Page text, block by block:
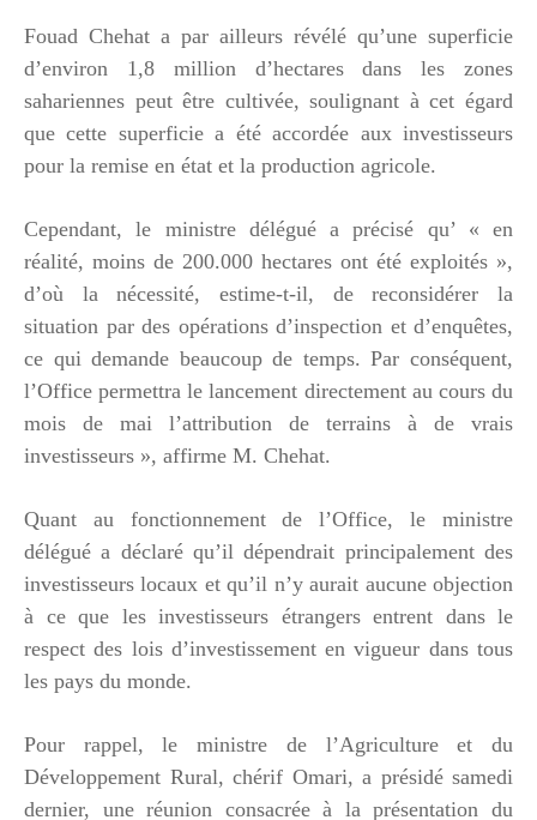
Fouad Chehat a par ailleurs révélé qu’une superficie
d’environ 1,8 million d’hectares dans les zones
sahariennes peut être cultivée, soulignant à cet égard
que cette superficie a été accordée aux investisseurs
pour la remise en état et la production agricole.
Cependant, le ministre délégué a précisé qu’ « en
réalité, moins de 200.000 hectares ont été exploités »,
d’où la nécessité, estime-t-il, de reconsidérer la
situation par des opérations d’inspection et d’enquêtes,
ce qui demande beaucoup de temps. Par conséquent,
l’Office permettra le lancement directement au cours du
mois de mai l’attribution de terrains à de vrais
investisseurs », affirme M. Chehat.
Quant au fonctionnement de l’Office, le ministre
délégué a déclaré qu’il dépendrait principalement des
investisseurs locaux et qu’il n’y aurait aucune objection
à ce que les investisseurs étrangers entrent dans le
respect des lois d’investissement en vigueur dans tous
les pays du monde.
Pour rappel, le ministre de l’Agriculture et du
Développement Rural, chérif Omari, a présidé samedi
dernier, une réunion consacrée à la présentation du